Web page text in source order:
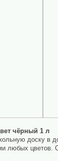
чёрный 1 л
доску в
любых